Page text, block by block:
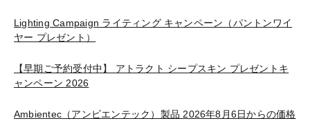
Lighting Campaign ライティング キャンペーン（パントンワイ
ヤー プレゼント）
【早期ご予約受付中】 アトラクト シープスキン プレゼントキ
ャンペーン 2026
Ambientec（アンビエンテック）製品 2026年8月6日からの価格